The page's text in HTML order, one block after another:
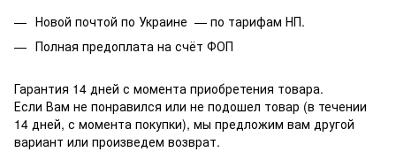
Новой почтой по Украине — по тарифам НП.
Полная предоплата на счёт ФОП
Гарантия 14 дней с момента приобретения товара.
Если Вам не понравился или не подошел товар (в течении
14 дней, с момента покупки), мы предложим вам другой
вариант или произведем возврат.